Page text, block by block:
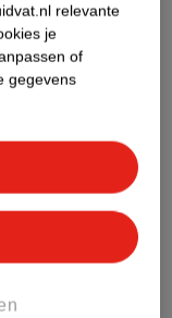
geen Nature
relevante
je
of
gegevens